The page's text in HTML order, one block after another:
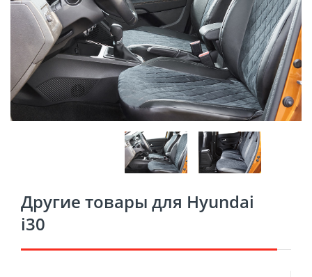
Другие товары для Hyundai
i30